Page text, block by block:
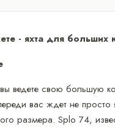
- яхта для больших
ведете свою большую
вас ждет не просто
размера. Splo 74,